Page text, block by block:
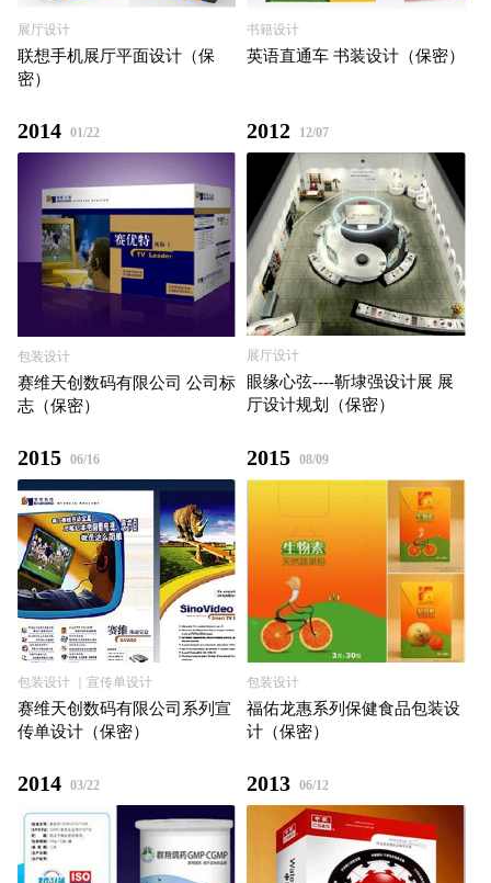
展厅设计
联想手机展厅平面设计（保
密）
书籍设计
英语直通车 书装设计（保密）
2014 01/22
包装设计
赛维天创数码有限公司 公司标
志（保密）
2012 12/07
展厅设计
眼缘心弦----靳埭强设计展 展
厅设计规划（保密）
2015 06/16
包装设计 ｜宣传单设计
赛维天创数码有限公司系列宣
传单设计（保密）
2015 08/09
包装设计
福佑⻰惠系列保健⻝品包装设
计（保密）
2014 03/22 2013 06/12